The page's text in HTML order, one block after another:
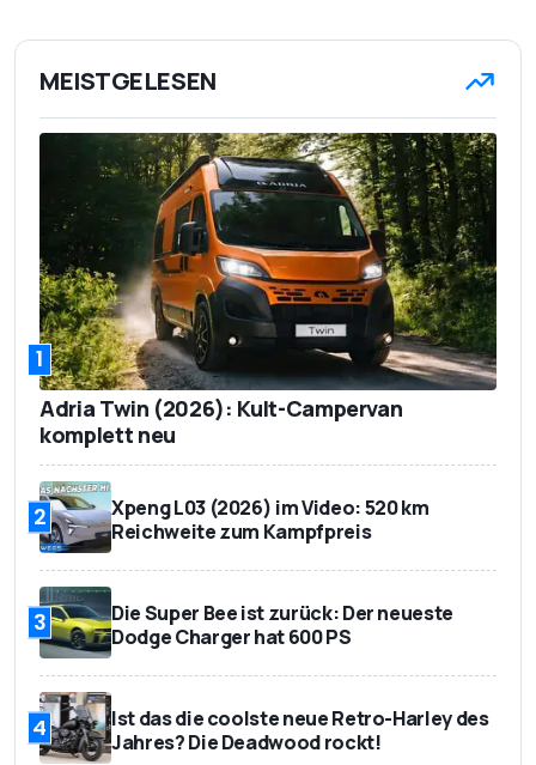
MEISTGELESEN
1
Adria Twin (2026): Kult-Campervan
komplett neu
2
Xpeng L03 (2026) im Video: 520 km
Reichweite zum Kampfpreis
3
Die Super Bee ist zurück: Der neueste
Dodge Charger hat 600 PS
4
Ist das die coolste neue Retro-Harley des
Jahres? Die Deadwood rockt!